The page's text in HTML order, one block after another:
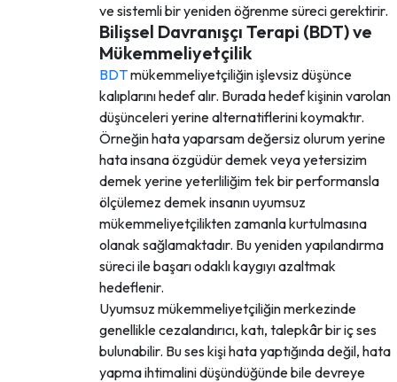
ve sistemli bir yeniden öğrenme süreci gerektirir.
Bilişsel Davranışçı Terapi (BDT) ve
Mükemmeliyetçilik
BDTmükemmeliyetçiliğin işlevsiz düşünce
kalıplarını hedef alır. Burada hedef kişinin varolan
düşünceleri yerine alternatiflerini koymaktır.
Örneğin hata yaparsam değersiz olurum yerine
hata insana özgüdür demek veya yetersizim
demek yerine yeterliliğim tek bir performansla
ölçülemez demek insanın uyumsuz
mükemmeliyetçilikten zamanla kurtulmasına
olanak sağlamaktadır. Bu yeniden yapılandırma
süreci ile başarı odaklı kaygıyı azaltmak
hedeflenir.
Uyumsuz mükemmeliyetçiliğin merkezinde
genellikle cezalandırıcı, katı, talepkâr bir iç ses
bulunabilir. Bu ses kişi hata yaptığında değil, hata
yapma ihtimalini düşündüğünde bile devreye